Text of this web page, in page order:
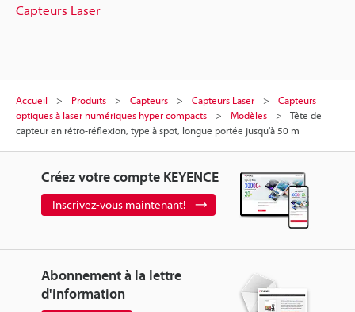
Capteurs Laser
Accueil Produits Capteurs Capteurs Laser
Capteurs
optiques à laser numériques hyper compacts
Modèles
Tête de
capteur en rétro-réflexion, type à spot, longue portée jusqu'à 50 m
Créez votre compte KEYENCE
Inscrivez-vous maintenant!
Abonnement à la lettre
d'information